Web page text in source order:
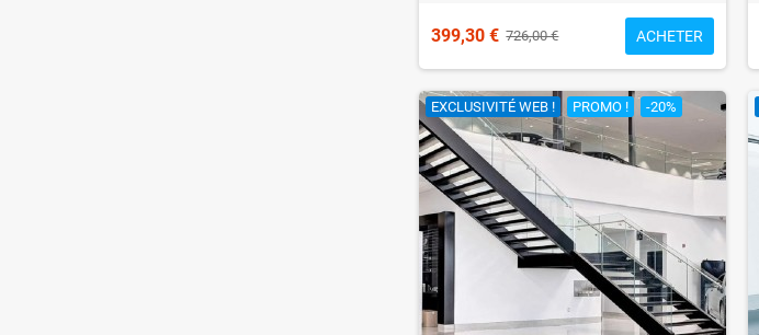
399,30 € 726,00 € ACHETER
EXCLUSIVITÉ WEB ! PROMO ! -20%